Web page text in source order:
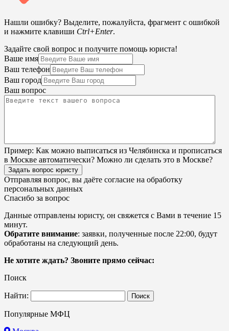
Нашли ошибку? Выделите, пожалуйста, фрагмент с ошибкой
и нажмите клавиши Ctrl+Enter.
Задайте свой вопрос и получите помощь юриста!
Ваше имя
Ваш телефон
Ваш город
Ваш вопрос
Пример: Как можно выписаться из Челябинска и прописаться
в Москве автоматически? Можно ли сделать это в Москве?
Задать вопрос юристу
Отправляя вопрос, вы даёте согласие на обработку
персональных данных
Спасибо за вопрос
Данные отправлены юристу, он свяжется с Вами в течение 15
минут.
Обратите внимание: заявки, полученные после 22:00, будут
обработаны на следующий день.
Не хотите ждать? Звоните прямо сейчас:
Поиск
Найти:
Популярные МФЦ